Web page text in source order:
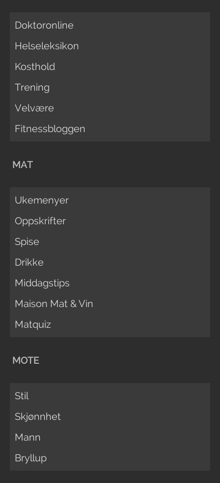
Doktoronline
Helseleksikon
Kosthold
Trening
Velvære
Fitnessbloggen
MAT
Ukemenyer
Oppskrifter
Spise
Drikke
Middagstips
Maison Mat & Vin
Matquiz
MOTE
Stil
Skjønnhet
Mann
Bryllup